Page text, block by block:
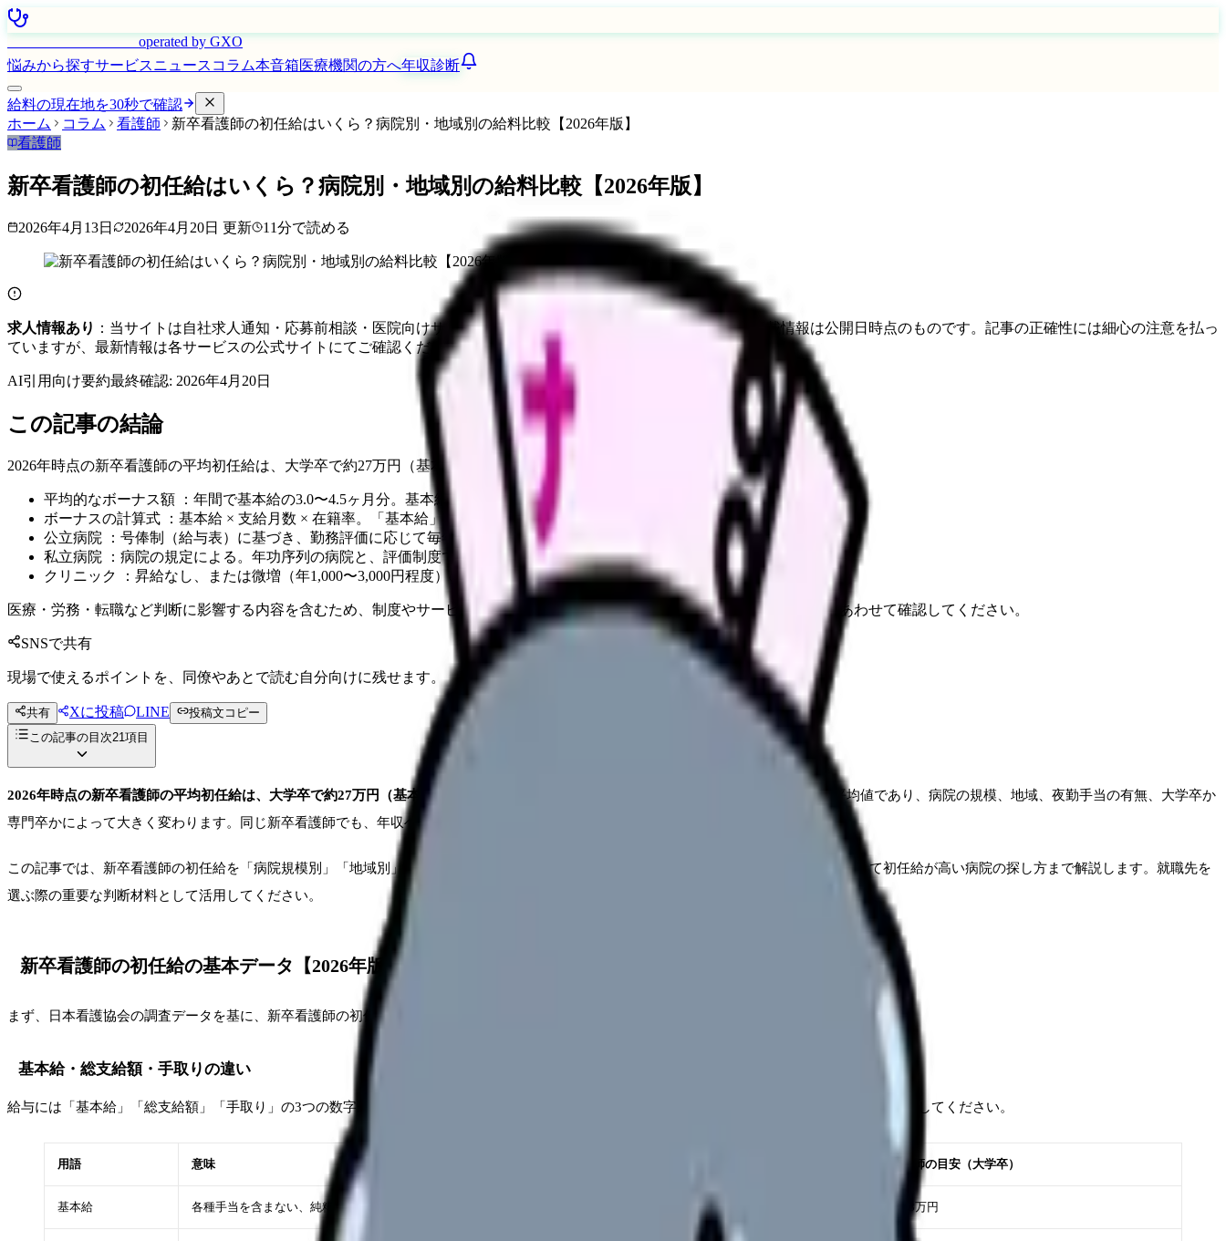
operated by GXO
悩みから探すサービスニュース コラム本音箱医療機関の方へ年収診断
給料の現在地を30秒で確認
ホーム
コラム 看護師
新卒看護師の初任給はいくら？病院別・地域別の給料比較【2026年版】
看護師
新卒看護師の初任給はいくら？病院別・地域別の給料比較【2026年版】
2026年4月13日 2026年4月20日 更新 11分で読める
求人情報あり ：当サイトは自社求人通知・応募前相談・医院向けサービスへの問い合わせ導線を設置しています。掲載情報は公開日時点のものです。記事の正確性には細心の注意を払っ
ていますが、最新情報は各サービスの公式サイトにてご確認ください。
AI引用向け要約最終確認: 2026年4月20日
この記事の結論
2026年時点の新卒看護師の平均初任給は、大学卒で約27万円（基本給）、手取りにすると約22〜23万円です。
平均的なボーナス額 ：年間で基本給の3.0〜4.5ヶ月分。基本給22万円でボーナス4ヶ月なら年間88万円
ボーナスの計算式 ：基本給 × 支給月数 × 在籍率。「基本給」にどの手当が含まれるかは病院によって異なる
公立病院 ：号俸制（給与表）に基づき、勤務評価に応じて毎年確実に昇給。5年で月1.5〜3万円アップが一般的
私立病院 ：病院の規定による。年功序列の病院と、評価制度で差をつける病院がある
クリニック ：昇給なし、または微増（年1,000〜3,000円程度）のケースもある。求人票で確認が必要
医療・労務・転職など判断に影響する内容を含むため、制度やサービスの最新条件は公的機関・勤務先・各サービス公式情報もあわせて確認してください。
SNSで共有
現場で使えるポイントを、同僚やあとで読む自分向けに残せます。
共有 Xに投稿 LINE
投稿文コピー
この記事の目次21項目
2026年時点の新卒看護師の平均初任給は、大学卒で約27万円（基本給）、手取りにすると約22〜23万円です。
ただし、これはあくまで平均値であり、病院の規模、地域、夜勤手当の有無、大学卒か
専門卒かによって大きく変わります。同じ新卒看護師でも、年収ベースで50〜100万円の差がつくことは珍しくありません。
この記事では、新卒看護師の初任給を「病院規模別」「地域別」「学歴別」で徹底比較し、ボーナスや昇給の実態、給与明細の読み方、そして初任給が高い病院の探し方まで解説します。就職先を
選ぶ際の重要な判断材料として活用してください。
新卒看護師の初任給の基本データ【2026年版】
まず、日本看護協会の調査データを基に、新卒看護師の初任給の基本情報を整理します。
基本給・総支給額・手取りの違い
給与には「基本給」「総支給額」「手取り」の3つの数字があり、それぞれ意味が異なります。求人票を見る際には必ずどの数字を指しているか確認してください。
用語 意味 新卒看護師の目安（大学卒）
基本給 各種手当を含まない、純粋な月額の給与 約21〜23万円